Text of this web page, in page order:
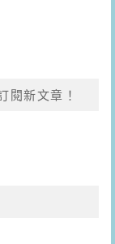
閱新文章！